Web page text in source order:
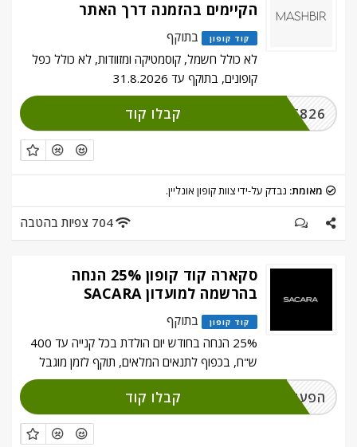
הקיימים בהזמנה דרך האתר
קוד קופון
בתוקף
לא כולל חשמל, קוסמטיקה ומזוודות, לא כולל כפל
קופונים, בתוקף עד 31.8.2026
STF826 קבלו קוד
מאומת: נבדק על-ידי צוות קופון אונליין.
704 צפיות בהטבה
סקארה קוד קופון 25% הנחה
בהרשמה למועדון SACARA
קוד קופון
בתוקף
25% הנחה בחודש יום הולדת בכל קנייה עד 400
ש"ח, בכפוף לתנאים המלאים, תוקף לזמן מוגבל
הפעילו והירשמו קבלו קוד